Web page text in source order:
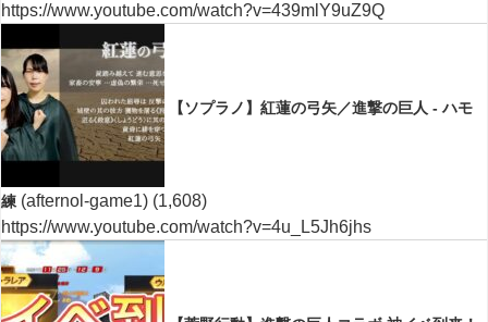
https://www.youtube.com/watch?v=439mlY9uZ9Q
【ソプラノ】紅蓮の弓矢／進撃の巨人 - ハモ
練 (afternol-game1) (1,608)
https://www.youtube.com/watch?v=4u_L5Jh6jhs